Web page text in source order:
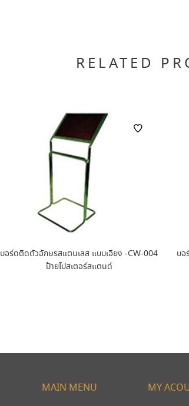
RELATED
บอร์ดติดตัวอักษรสแตนเลส แบบเอียง -CW-004
ป้ายโปสเตอร์สแตนด์
บอ
MAIN MENU MY